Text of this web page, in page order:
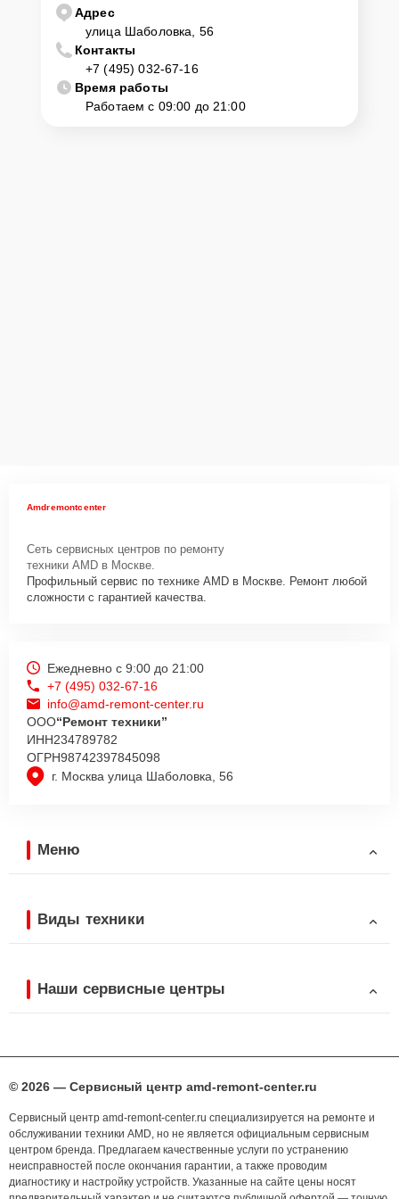
телефону горячей линии: +7 (495) 032-67-16. Наши специалисты
оперативно проконсультируют по всем необходимым вопросам,
запишут на диагностику, подскажут с вариантами курьерской
доставки или оформят выезд мастера в удобное время и место.
Адрес
улица Шаболовка, 56
Контакты
+7 (495) 032-67-16
Время работы
Работаем с 09:00 до 21:00
Amdremontcenter
Сеть сервисных центров по ремонту
техники AMD в Москве.
Профильный сервис по технике AMD в Москве. Ремонт любой
сложности с гарантией качества.
г. Москва улица Шаболовка, 56
Ежедневно с 9:00 до 21:00
+7 (495) 032-67-16
info@amd-remont-center.ru
ООО“Ремонт техники”
ИНН234789782
ОГРН98742397845098
Меню
Виды техники
Наши сервисные центры
© 2026 — Сервисный центр amd-remont-center.ru
Сервисный центр amd-remont-center.ru специализируется на ремонте и
обслуживании техники AMD, но не является официальным сервисным
центром бренда. Предлагаем качественные услуги по устранению
неисправностей после окончания гарантии, а также проводим
диагностику и настройку устройств. Указанные на сайте цены носят